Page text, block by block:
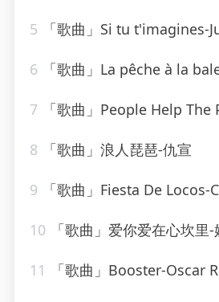
5 「歌曲」Si tu t'imagines-
6 「歌曲」La pêche à la baleine-
7 「歌曲」People Help The
8 「歌曲」浪人琵琶-仇宣
9 「歌曲」Fiesta De Locos-
10 「歌曲」爱你爱在心坎里
11 「歌曲」Booster-Oscar